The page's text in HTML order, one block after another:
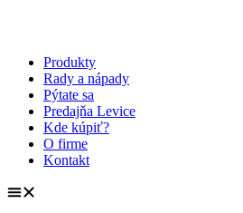
Produkty
Rady a nápady
Pýtate sa
Predajňa Levice
Kde kúpiť?
O firme
Kontakt